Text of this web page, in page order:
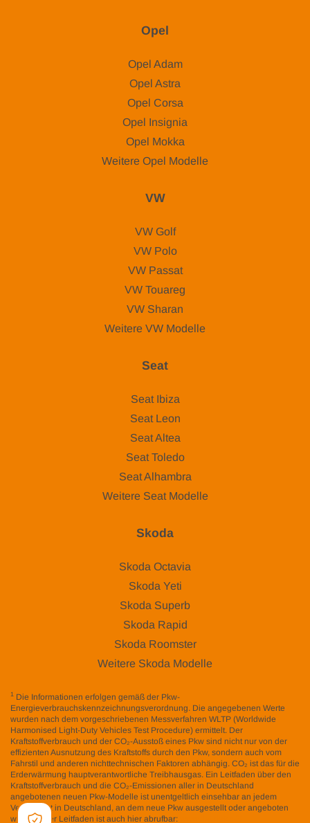
Opel
Opel Adam
Opel Astra
Opel Corsa
Opel Insignia
Opel Mokka
Weitere Opel Modelle
VW
VW Golf
VW Polo
VW Passat
VW Touareg
VW Sharan
Weitere VW Modelle
Seat
Seat Ibiza
Seat Leon
Seat Altea
Seat Toledo
Seat Alhambra
Weitere Seat Modelle
Skoda
Skoda Octavia
Skoda Yeti
Skoda Superb
Skoda Rapid
Skoda Roomster
Weitere Skoda Modelle
1 Die Informationen erfolgen gemäß der Pkw-
Energieverbrauchskennzeichnungsverordnung. Die angegebenen Werte
wurden nach dem vorgeschriebenen Messverfahren WLTP (Worldwide
Harmonised Light-Duty Vehicles Test Procedure) ermittelt. Der
Kraftstoffverbrauch und der CO₂-Ausstoß eines Pkw sind nicht nur von der
effizienten Ausnutzung des Kraftstoffs durch den Pkw, sondern auch vom
Fahrstil und anderen nichttechnischen Faktoren abhängig. CO₂ ist das für die
Erderwärmung hauptverantwortliche Treibhausgas. Ein Leitfaden über den
Kraftstoffverbrauch und die CO₂-Emissionen aller in Deutschland
angebotenen neuen Pkw-Modelle ist unentgeltlich einsehbar an jedem
Verkaufsort in Deutschland, an dem neue Pkw ausgestellt oder angeboten
werden. Der Leitfaden ist auch hier abrufbar: